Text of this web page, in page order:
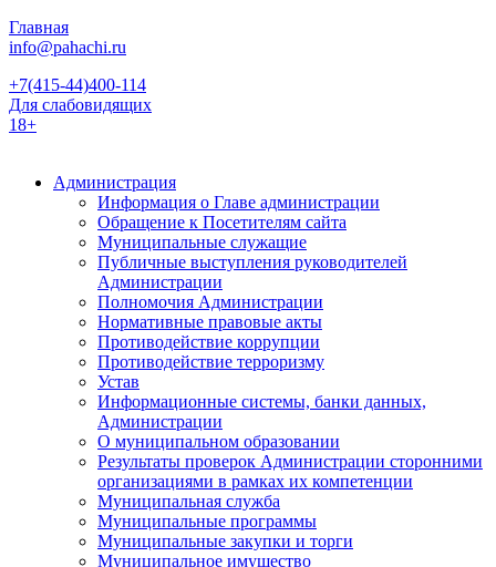
Главная
info@pahachi.ru
+7(415-44)400-114
Для слабовидящих
18+
Администрация
Информация о Главе администрации
Обращение к Посетителям сайта
Муниципальные служащие
Публичные выступления руководителей
Администрации
Полномочия Администрации
Нормативные правовые акты
Противодействие коррупции
Противодействие терроризму
Устав
Информационные системы, банки данных,
Администрации
О муниципальном образовании
Результаты проверок Администрации сторонними
организациями в рамках их компетенции
Муниципальная служба
Муниципальные программы
Муниципальные закупки и торги
Муниципальное имущество